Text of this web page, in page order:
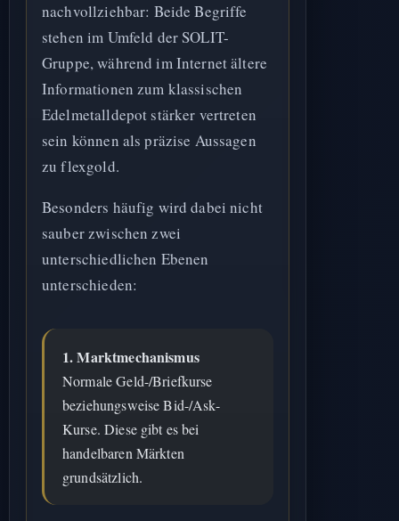
nachvollziehbar: Beide Begriffe
stehen im Umfeld der SOLIT-
Gruppe, während im Internet ältere
Informationen zum klassischen
Edelmetalldepot stärker vertreten
sein können als präzise Aussagen
zu flexgold.
Besonders häufig wird dabei nicht
sauber zwischen zwei
unterschiedlichen Ebenen
unterschieden:
1. Marktmechanismus
Normale Geld-/Briefkurse
beziehungsweise Bid-/Ask-
Kurse. Diese gibt es bei
handelbaren Märkten
grundsätzlich.